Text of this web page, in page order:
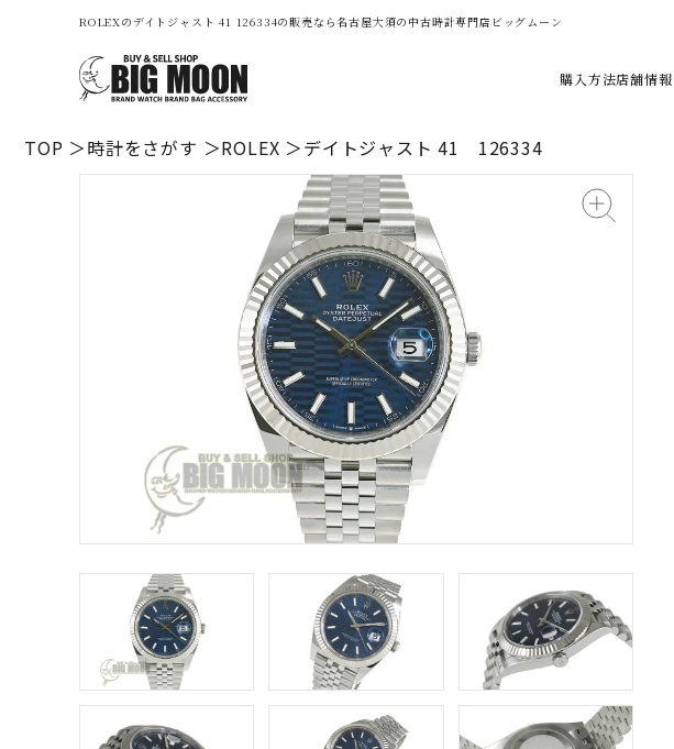
ROLEXのデイトジャスト 41 126334の販売なら名古屋大須の中古時計専門店ビッグムーン
購入方法店舗情報
TOP 時計をさがす ROLEX デイトジャスト 41 126334